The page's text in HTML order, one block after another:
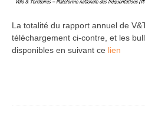
La totalité du rapport annuel de
téléchargement ci-contre, et les
disponibles en suivant ce lien